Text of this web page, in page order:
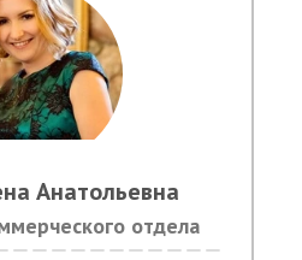
Анатольевна
отдела